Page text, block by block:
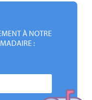
À NOTRE
: